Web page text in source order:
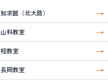
知求館（北大路）
山科教室
桂教室
長岡教室